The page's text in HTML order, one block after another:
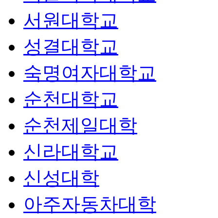
서원대학교
성결대학교
숙명여자대학교
순천대학교
순천제일대학
신라대학교
신성대학
아주자동차대학